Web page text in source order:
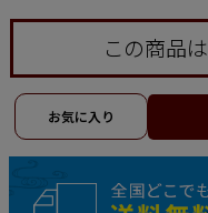
この商品は